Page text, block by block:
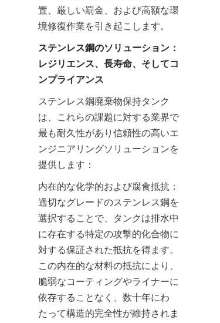
置、厳しい罰金、および高額な環
境修復作業を引き起こします。
ステンレス鋼のソリューション：
レジリエンス、長寿命、そしてコ
ンプライアンス
ステンレス鋼廃棄物保持タンク
は、これらの課題に対する業界で
最も耐久性があり信頼性の高いエ
ンジニアリングソリューションを
提供します：
内在的な化学的および腐食抵抗：
適切なグレードのステンレス鋼を
選択することで、タンクは排水中
に存在する特定の攻撃的化合物に
対する保証された抵抗を得ます。
この内在的な材料の抵抗により、
脆弱なコーティングやライナーに
依存することなく、数十年にわ
たって構造的完全性が維持されま